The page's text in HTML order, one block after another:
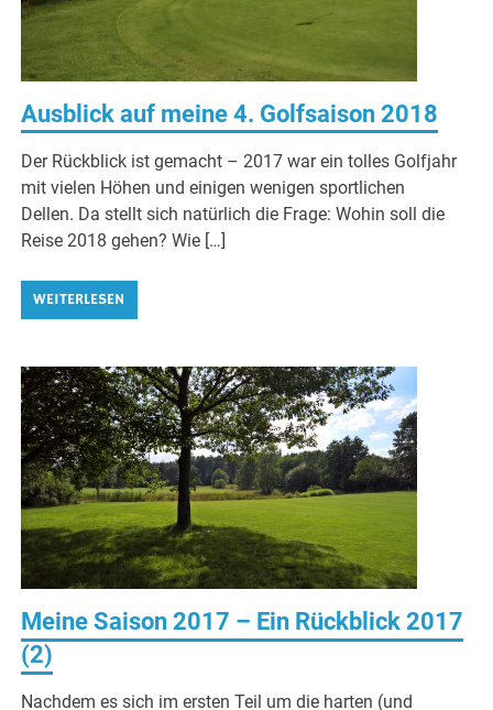
Ausblick auf meine 4. Golfsaison 2018
Der Rückblick ist gemacht – 2017 war ein tolles Golfjahr
mit vielen Höhen und einigen wenigen sportlichen
Dellen. Da stellt sich natürlich die Frage: Wohin soll die
Reise 2018 gehen? Wie […]
WEITERLESEN
Meine Saison 2017 – Ein Rückblick 2017
(2)
Nachdem es sich im ersten Teil um die harten (und